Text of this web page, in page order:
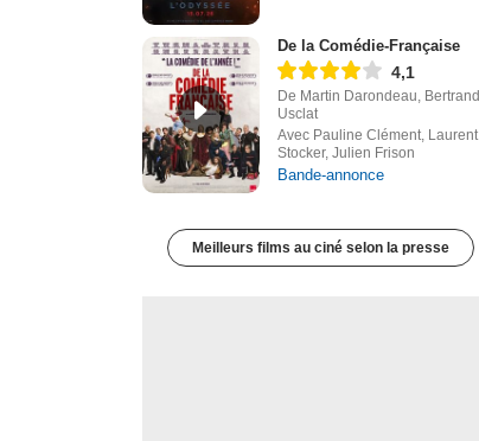
De la Comédie-Française
4,1
De Martin Darondeau, Bertrand
Usclat
Avec Pauline Clément, Laurent
Stocker, Julien Frison
Bande-annonce
Meilleurs films au ciné selon la presse